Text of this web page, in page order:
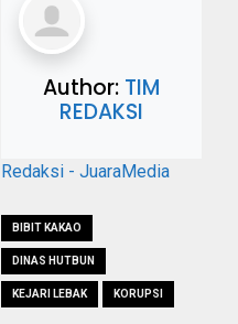
Author: TIM
REDAKSI
Redaksi - JuaraMedia
BIBIT KAKAO
DINAS HUTBUN
KEJARI LEBAK KORUPSI